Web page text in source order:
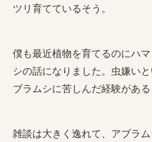
ツリ育てているそう。
僕も最近植物を育てるのにハ
シの話になりました。虫嫌い
ブラムシに苦しんだ経験がある
雑談は大きく逸れて、アブラム